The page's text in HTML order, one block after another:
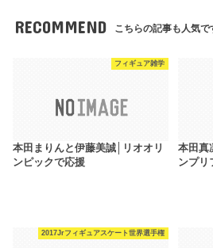
RECOMMEND こちらの記事も人気で
フィギュア雑学
本田まりんと伊藤美誠│リオオリ
ンピックで応援
本田真
ンプリ
2017Jrフィギュアスケート世界選手権